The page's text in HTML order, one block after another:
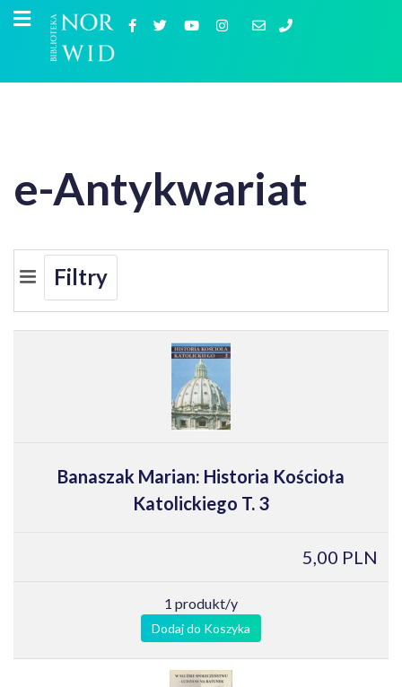
e-Antykwariat
Filtry
Banaszak Marian: Historia Kościoła
Katolickiego T. 3
5,00 PLN
1 produkt/y
Dodaj do Koszyka